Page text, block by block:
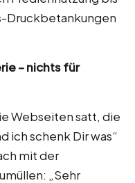
Druckbetankungen
– nichts für
Webseiten satt, die
ich schenk Dir was“
mit der
„Sehr